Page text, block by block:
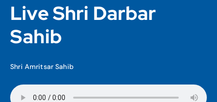
Live Shri Darbar
Sahib
Shri Amritsar Sahib